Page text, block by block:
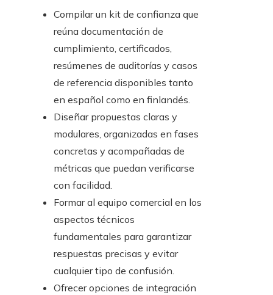
Compilar un kit de confianza que
reúna documentación de
cumplimiento, certificados,
resúmenes de auditorías y casos
de referencia disponibles tanto
en español como en finlandés.
Diseñar propuestas claras y
modulares, organizadas en fases
concretas y acompañadas de
métricas que puedan verificarse
con facilidad.
Formar al equipo comercial en los
aspectos técnicos
fundamentales para garantizar
respuestas precisas y evitar
cualquier tipo de confusión.
Ofrecer opciones de integración